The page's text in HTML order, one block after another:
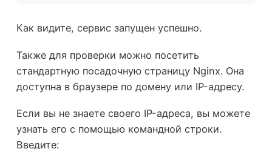
Как видите, сервис запущен успешно.
Также для проверки можно посетить
стандартную посадочную страницу Nginx. Она
доступна в браузере по домену или IP-адресу.
Если вы не знаете своего IP-адреса, вы можете
узнать его с помощью командной строки.
Введите: